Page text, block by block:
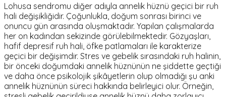
Lohusa sendromu diğer adıyla annelik hüznü geçici bir ruh
hali değişikliğidir. Çoğunlukla, doğum sonrası birinci ve
onuncu gün arasında oluşmaktadır. Yapılan çalışmalarda
her on kadından sekizinde görülebilmektedir. Gözyaşları,
hafif depresif ruh hali, öfke patlamaları ile karakterize
geçici bir değişimdir. Stres ve gebelik sırasındaki ruh halinin,
bir önceki doğumdaki annelik hüznünün ne şiddette geçtiği
ve daha önce psikolojik şikâyetlerin olup olmadığı şu anki
annelik hüznünün süreci hakkında belirleyici olur. Örneğin,